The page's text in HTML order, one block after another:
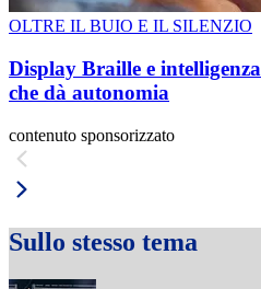
OLTRE IL BUIO E IL SILENZIO
Display Braille e
che dà autonomia
contenuto sponsorizzato
Sullo stesso tema